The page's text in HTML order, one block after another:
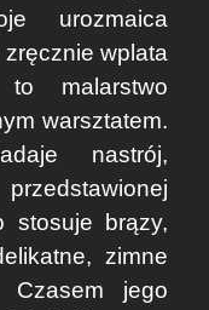
urozmaica
wplata
malarstwo
warsztatem.
nastrój,
stosuje brązy,
zimne
jego